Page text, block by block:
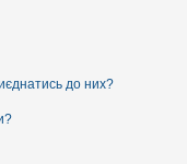
до них?